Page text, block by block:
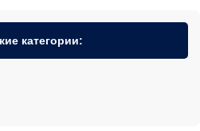
категории: